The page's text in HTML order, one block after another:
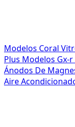
Modelos Coral
Plus Modelos Gx-r
Ánodos De
Aire